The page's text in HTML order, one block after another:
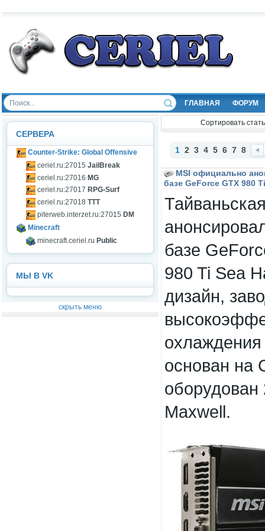
ГЛАВНАЯ ФОРУМ
СЕРВЕРА
Counter-Strike: Global Offensive
ceriel.ru:27015 JailBreak
ceriel.ru:27016 MG
ceriel.ru:27017 RPG-Surf
ceriel.ru:27018 TTT
piterweb.interzet.ru:27015 DM
Minecraft
minecraft.ceriel.ru Public
МЫ В VK
скрыть меню
Сортировать
1 2 3 4 5 6 7 8
ад
MSI официально
базе GeForce GTX 980
базе
980 Ti Sea
дизайн,
охлаждения
основан на
Maxwell.